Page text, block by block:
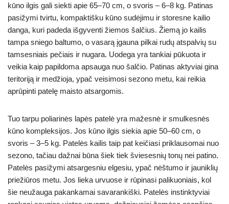
kūno ilgis gali siekti apie 65–70 cm, o svoris – 6–8 kg. Patinas
pasižymi tvirtu, kompaktišku kūno sudėjimu ir storesne kailio
danga, kuri padeda išgyventi žiemos šalčius. Žiemą jo kailis
tampa sniego baltumo, o vasarą įgauna pilkai rudų atspalvių su
tamsesniais pečiais ir nugara. Uodega yra tankiai pūkuota ir
veikia kaip papildoma apsauga nuo šalčio. Patinas aktyviai gina
teritoriją ir medžioja, ypač veisimosi sezono metu, kai reikia
aprūpinti patelę maisto atsargomis.
Tuo tarpu poliarinės lapės patelė yra mažesnė ir smulkesnės
kūno kompleksijos. Jos kūno ilgis siekia apie 50–60 cm, o
svoris – 3–5 kg. Patelės kailis taip pat keičiasi priklausomai nuo
sezono, tačiau dažnai būna šiek tiek šviesesnių tonų nei patino.
Patelės pasižymi atsargesniu elgesiu, ypač nėštumo ir jauniklių
priežiūros metu. Jos lieka urvuose ir rūpinasi palikuoniais, kol
šie neužauga pakankamai savarankiški. Patelės instinktyviai